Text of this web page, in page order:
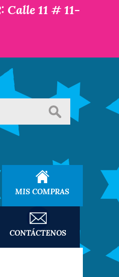
11 # 11-
MIS COMPRAS
CONTÁCTENOS